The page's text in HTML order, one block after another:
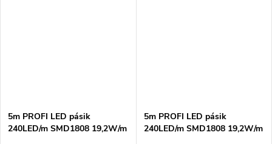
5m PROFI LED pásik
240LED/m SMD1808 19,2W/m
5m PROFI LED pásik
240LED/m SMD1808 19,2W/m